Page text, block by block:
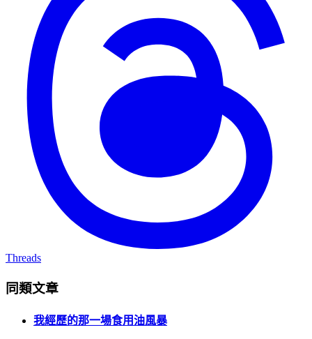
Threads
同類文章
我經歷的那一場食用油風暴